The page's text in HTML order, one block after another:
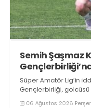
Semih Şaşmaz
Süper Amatör Lig’in
Gençlerbirliği,
06 Ağustos 2026